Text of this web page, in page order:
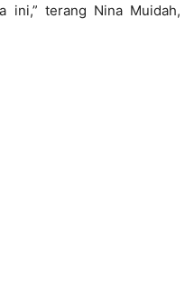
ini,” terang Nina Muidah,